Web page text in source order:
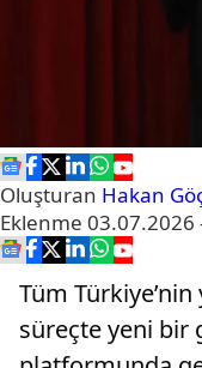
Oluşturan Hakan
Eklenme 03.07.2026
Tüm
süreçte yeni bir